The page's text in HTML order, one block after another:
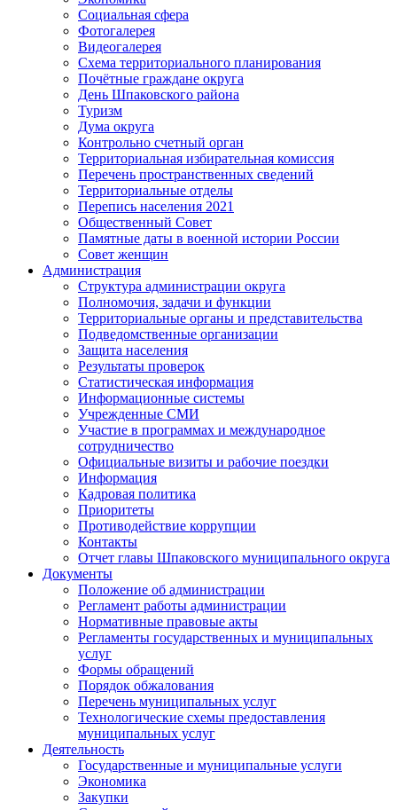
Социальная сфера
Фотогалерея
Видеогалерея
Схема территориального планирования
Почётные граждане округа
День Шпаковского района
Туризм
Дума округа
Контрольно счетный орган
Территориальная избирательная комиссия
Перечень пространственных сведений
Территориальные отделы
Перепись населения 2021
Общественный Совет
Памятные даты в военной истории России
Совет женщин
Администрация
Структура администрации округа
Полномочия, задачи и функции
Территориальные органы и представительства
Подведомственные организации
Защита населения
Результаты проверок
Статистическая информация
Информационные системы
Учрежденные СМИ
Участие в программах и международное
сотрудничество
Официальные визиты и рабочие поездки
Информация
Кадровая политика
Приоритеты
Противодействие коррупции
Контакты
Отчет главы Шпаковского муниципального округа
Документы
Положение об администрации
Регламент работы администрации
Нормативные правовые акты
Регламенты государственных и муниципальных
услуг
Формы обращений
Порядок обжалования
Перечень муниципальных услуг
Технологические схемы предоставления
муниципальных услуг
Деятельность
Государственные и муниципальные услуги
Экономика
Закупки